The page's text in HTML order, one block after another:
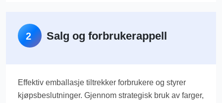
2 Salg og forbrukerappell
Effektiv emballasje tiltrekker forbrukere og styrer
kjøpsbeslutninger. Gjennom strategisk bruk av farger,